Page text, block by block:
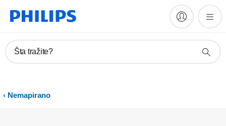
Šta tražite?
Nemapirano
Registrujte proizvod